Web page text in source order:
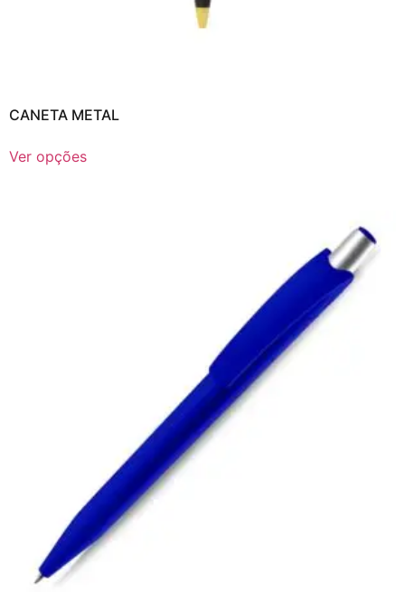
CANETA METAL
Ver opções